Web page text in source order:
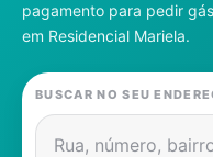
Gás
Contatos
pagamento para pedir
em Residencial Mariela.
BUSCAR NO SEU
Rua, número,